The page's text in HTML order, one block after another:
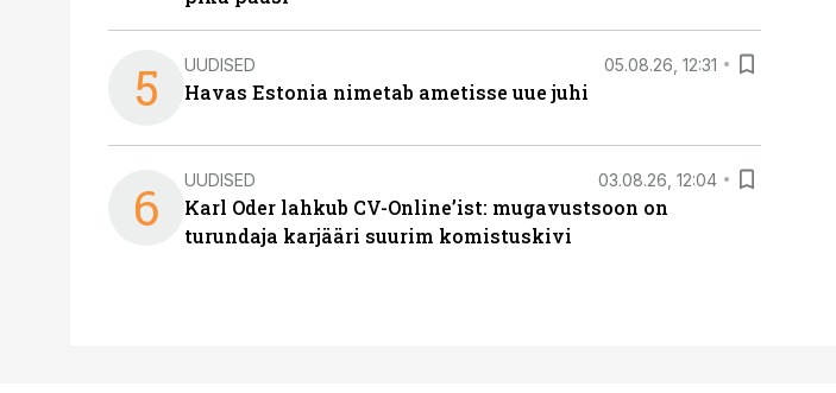
5 UUDISED 05.08.26, 12:31
Havas Estonia nimetab ametisse uue juhi
6 UUDISED 03.08.26, 12:04
Karl Oder lahkub CV-Online’ist: mugavustsoon on
turundaja karjääri suurim komistuskivi